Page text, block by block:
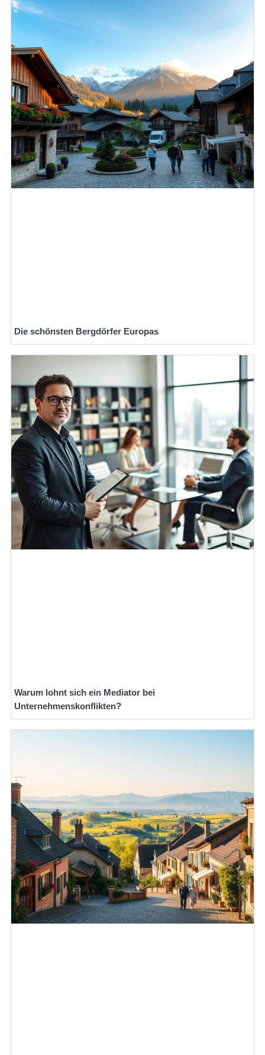
Die schönsten Bergdörfer Europas
Warum lohnt sich ein Mediator bei
Unternehmenskonflikten?